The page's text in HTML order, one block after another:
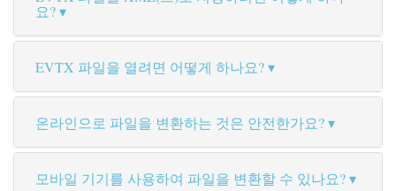
요?
EVTX 파일을 열려면 어떻게 하나요?
온라인으로 파일을 변환하는 것은 안전한가요?
모바일 기기를 사용하여 파일을 변환할 수 있나요?